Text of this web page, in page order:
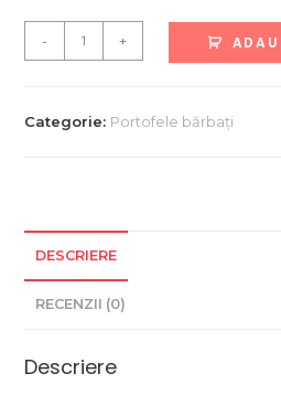
Cantitate
Portofel
piele
- +
Categorie: Portofele bărbați
DESCRIERE
RECENZII (0)
Descriere